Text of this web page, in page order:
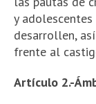
y
desarrollen,
frente al
Artículo 2.-